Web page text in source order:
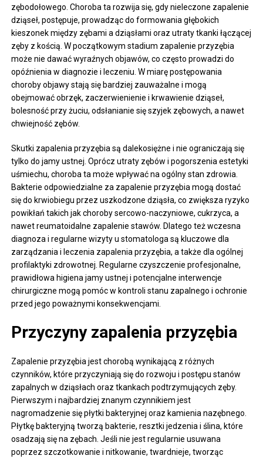
zębodołowego. Choroba ta rozwija się, gdy nieleczone zapalenie
dziąseł, postępuje, prowadząc do formowania głębokich
kieszonek między zębami a dziąsłami oraz utraty tkanki łączącej
zęby z kością. W początkowym stadium zapalenie przyzębia
może nie dawać wyraźnych objawów, co często prowadzi do
opóźnienia w diagnozie i leczeniu. W miarę postępowania
choroby objawy stają się bardziej zauważalne i mogą
obejmować obrzęk, zaczerwienienie i krwawienie dziąseł,
bolesność przy żuciu, odsłanianie się szyjek zębowych, a nawet
chwiejność zębów.
Skutki zapalenia przyzębia są dalekosiężne i nie ograniczają się
tylko do jamy ustnej. Oprócz utraty zębów i pogorszenia estetyki
uśmiechu, choroba ta może wpływać na ogólny stan zdrowia.
Bakterie odpowiedzialne za zapalenie przyzębia mogą dostać
się do krwiobiegu przez uszkodzone dziąsła, co zwiększa ryzyko
powikłań takich jak choroby sercowo-naczyniowe, cukrzyca, a
nawet reumatoidalne zapalenie stawów. Dlatego też wczesna
diagnoza i regularne wizyty u stomatologa są kluczowe dla
zarządzania i leczenia zapalenia przyzębia, a także dla ogólnej
profilaktyki zdrowotnej. Regularne czyszczenie profesjonalne,
prawidłowa higiena jamy ustnej i potencjalne interwencje
chirurgiczne mogą pomóc w kontroli stanu zapalnego i ochronie
przed jego poważnymi konsekwencjami.
Przyczyny zapalenia przyzębia
Zapalenie przyzębia jest chorobą wynikającą z różnych
czynników, które przyczyniają się do rozwoju i postępu stanów
zapalnych w dziąsłach oraz tkankach podtrzymujących zęby.
Pierwszym i najbardziej znanym czynnikiem jest
nagromadzenie się płytki bakteryjnej oraz kamienia nazębnego.
Płytkę bakteryjną tworzą bakterie, resztki jedzenia i ślina, które
osadzają się na zębach. Jeśli nie jest regularnie usuwana
poprzez szczotkowanie i nitkowanie, twardnieje, tworząc